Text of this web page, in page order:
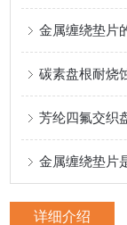
金属缠绕垫片
碳素盘根耐烧
金属缠绕垫片
详细介绍